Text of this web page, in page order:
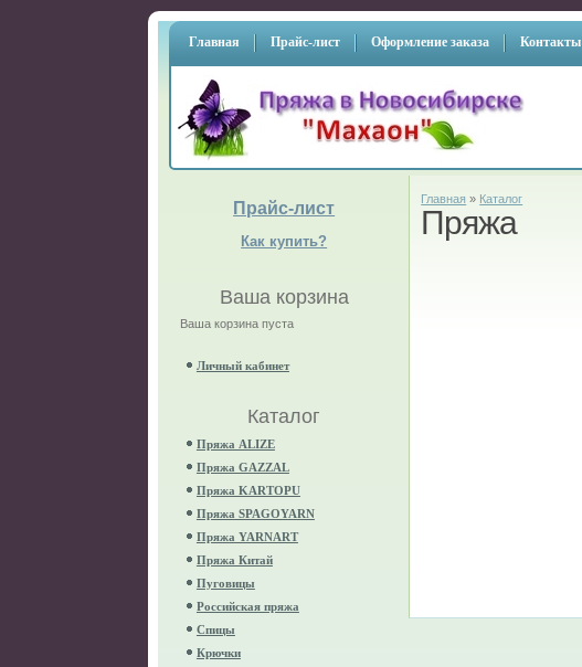
Главная Прайс-лист Оформление заказа Контакты
Прайс-лист
Как купить?
Ваша корзина
Ваша корзина пуста
Личный кабинет
Каталог
Пряжа ALIZE
Пряжа GAZZAL
Пряжа KARTOPU
Пряжа SPAGOYARN
Пряжа YARNART
Пряжа Китай
Пуговицы
Российская пряжа
Спицы
Крючки
Главная » Каталог
Пряжа